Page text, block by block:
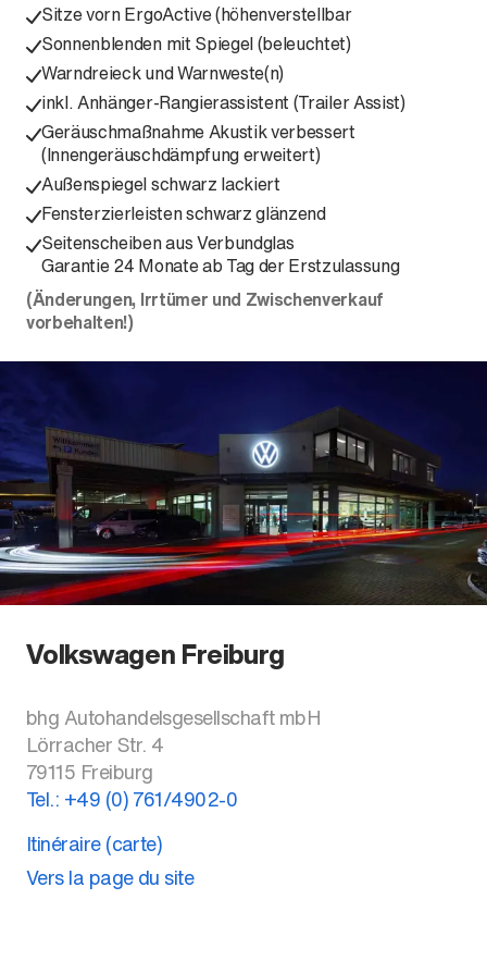
Sitze vorn ErgoActive (höhenverstellbar
Sonnenblenden mit Spiegel (beleuchtet)
Warndreieck und Warnweste(n)
inkl. Anhänger-Rangierassistent (Trailer Assist)
Geräuschmaßnahme Akustik verbessert
(Innengeräuschdämpfung erweitert)
Außenspiegel schwarz lackiert
Fensterzierleisten schwarz glänzend
Seitenscheiben aus Verbundglas
Garantie 24 Monate ab Tag der Erstzulassung
(Änderungen, Irrtümer und Zwischenverkauf
vorbehalten!)
Volkswagen Freiburg
bhg Autohandelsgesellschaft mbH
Lörracher Str. 4
79115 Freiburg
Tel.: +49 (0) 761/4902-0
Itinéraire (carte)
Vers la page du site